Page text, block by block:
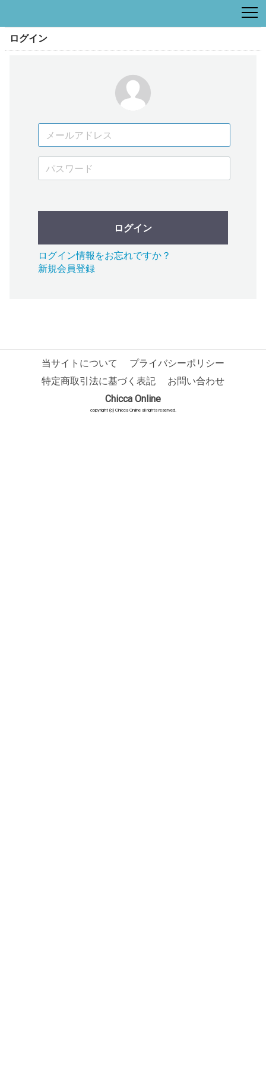
ログイン
ログイン
ログイン情報をお忘れですか？
新規会員登録
当サイトについて
プライバシーポリシー
特定商取引法に基づく表記
お問い合わせ
Chicca Online
copyright (c) Chicca Online all rights reserved.